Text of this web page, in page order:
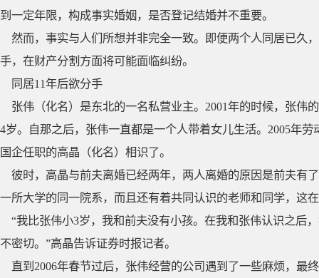
到一定年限，构成事实婚姻，是否登记结婚并不重要。
然而，事实与人们所想并非完全一致。即便两个人同居已久
手，在财产分割方面将可能面临纠纷。
同居11年后欲分手
张伟（化名）是东北的一名私营业主。2001年的时候，张伟
4岁。自那之后，张伟一直都是一个人带着女儿生活。2005年
国企任职的高晶（化名）相识了。
彼时，高晶与前夫离婚已经两年，两人离婚的原因是前夫有
一所大学的同一院系，而且还有着共同认识的老师和同学，这
“我比张伟小3岁，我和前夫没有小孩。在我和张伟认识之后
不密切。”高晶告诉证券时报记者。
直到2006年春节过后，张伟经营的公司遇到了一些麻烦，最